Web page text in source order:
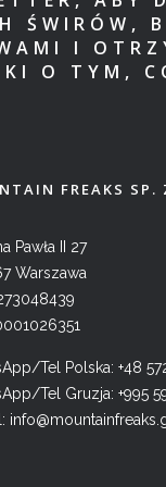
ŚWIRÓW,
I
O TYM,
FREAKS SP.
Pawła II 27
Warszawa
Tel Polska: +48
Tel Gruzja: +995